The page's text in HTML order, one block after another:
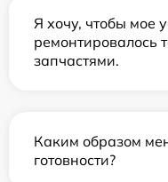
Я хочу, чтобы мое
ремонтировалось
запчастями.
Каким образом
готовности?